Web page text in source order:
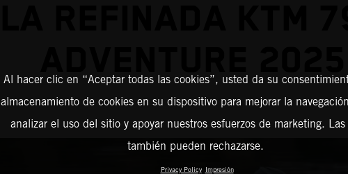
Al hacer clic en “Aceptar todas las cookies”, usted da su
almacenamiento de cookies en su dispositivo para mejorar la
analizar el uso del sitio y apoyar nuestros esfuerzos de marketing. Las
también pueden rechazarse.
Privacy Policy Impresión